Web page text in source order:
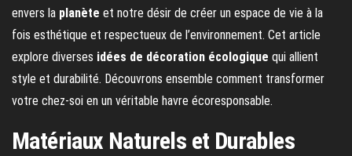
envers la planète et notre désir de créer un espace de vie à la
fois esthétique et respectueux de l’environnement. Cet article
explore diverses idées de décoration écologique qui allient
style et durabilité. Découvrons ensemble comment transformer
votre chez-soi en un véritable havre écoresponsable.
Matériaux Naturels et Durables